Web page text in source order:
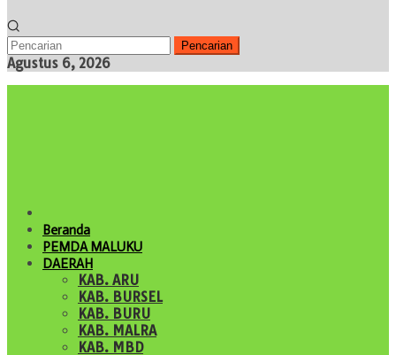
Pencarian
Agustus 6, 2026
Beranda
PEMDA MALUKU
DAERAH
KAB. ARU
KAB. BURSEL
KAB. BURU
KAB. MALRA
KAB. MBD